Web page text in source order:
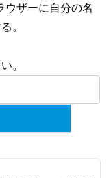
ウザーに自分の名
。
。